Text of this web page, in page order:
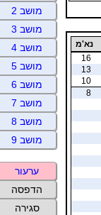
נא'מ
16
13
10
8
מושב 2
מושב 3
מושב 4
מושב 5
מושב 6
מושב 7
מושב 8
מושב 9
ערעור
הדפסה
סגירה